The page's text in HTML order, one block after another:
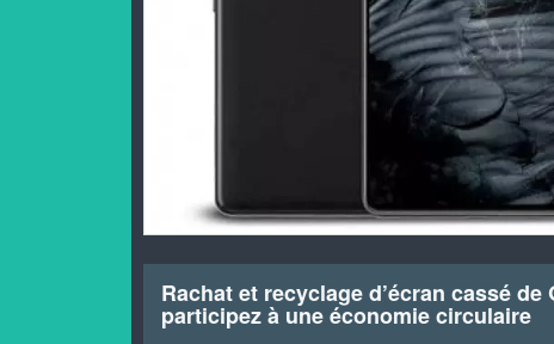
Rachat et recyclage d’écran cassé
participez à une économie circulaire